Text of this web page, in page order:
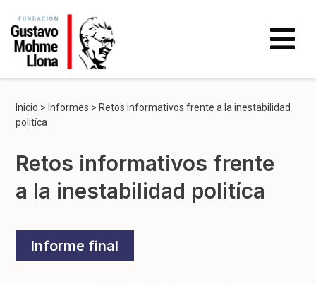
Inicio > Informes > Retos informativos frente a la inestabilidad
politíca
Retos informativos frente
a la inestabilidad politíca
Informe final